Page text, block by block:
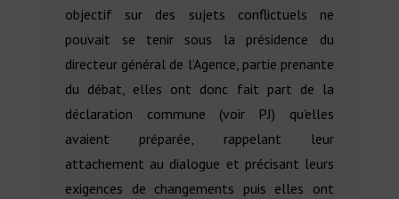
objectif sur des sujets conflictuels ne
pouvait se tenir sous la présidence du
directeur général de l’Agence, partie prenante
du débat, elles ont donc fait part de la
déclaration commune (voir PJ) qu’elles
avaient préparée, rappelant leur
attachement au dialogue et précisant leurs
exigences de changements puis elles ont